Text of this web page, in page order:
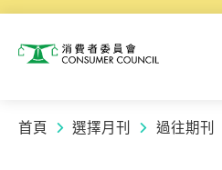
消費者委員會
首頁 選擇月刊 過往期刊